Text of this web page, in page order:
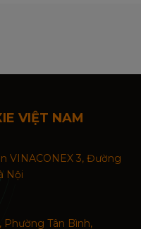
VIỆT NAM
VINACONEX 3, Đường
Nội
Phường Tân Bình,